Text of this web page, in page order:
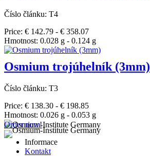
Číslo článku: T4
Price: € 142.79 - € 358.07
Hmotnost: 0.028 g - 0.124 g
Osmium trojúhelník (3mm)
Číslo článku: T3
Price: € 138.30 - € 198.85
Hmotnost: 0.026 g - 0.053 g
Order now!
Informace
Kontakt